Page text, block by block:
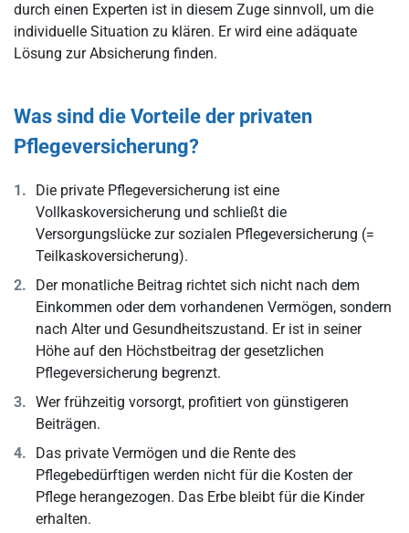
durch einen Experten ist in diesem Zuge sinnvoll, um die
individuelle Situation zu klären. Er wird eine adäquate
Lösung zur Absicherung finden.
Was sind die Vorteile der privaten
Pflegeversicherung?
Die private Pflegeversicherung ist eine
Vollkaskoversicherung und schließt die
Versorgungslücke zur sozialen Pflegeversicherung (=
Teilkaskoversicherung).
Der monatliche Beitrag richtet sich nicht nach dem
Einkommen oder dem vorhandenen Vermögen, sondern
nach Alter und Gesundheitszustand. Er ist in seiner
Höhe auf den Höchstbeitrag der gesetzlichen
Pflegeversicherung begrenzt.
Wer frühzeitig vorsorgt, profitiert von günstigeren
Beiträgen.
Das private Vermögen und die Rente des
Pflegebedürftigen werden nicht für die Kosten der
Pflege herangezogen. Das Erbe bleibt für die Kinder
erhalten.